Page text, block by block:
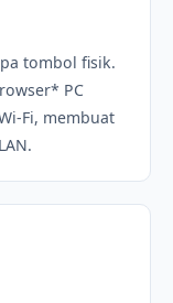
tombol fisik.
PC
Fi, membuat